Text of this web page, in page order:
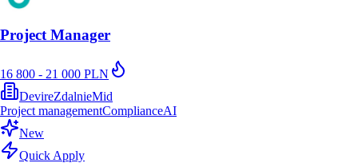
Project Manager
16 800 - 21 000 PLN
DevireZdalnieMid
Project managementComplianceAI
New
Quick Apply